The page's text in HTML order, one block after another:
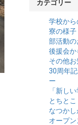
カテゴリー
学校か
寮の様子
部活動
後援会
その他
30周年
ー
「新し
とちとこ
なつか
オープ